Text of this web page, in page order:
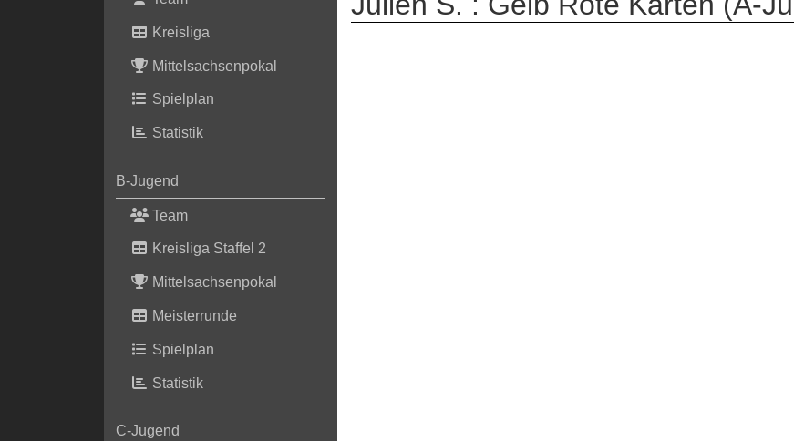
Kreisliga
Mittelsachsenpokal
Spielplan
Statistik
B-Jugend
Team
Kreisliga Staffel 2
Mittelsachsenpokal
Meisterrunde
Spielplan
Statistik
C-Jugend